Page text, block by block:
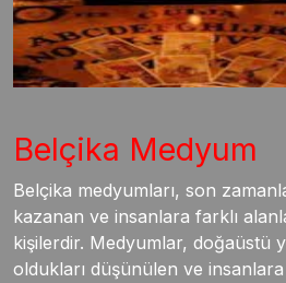
Belçika Medyum
Belçika medyumları, son
kazanan ve insanlara farklı
kişilerdir. Medyumlar, doğaüstü
oldukları düşünülen ve